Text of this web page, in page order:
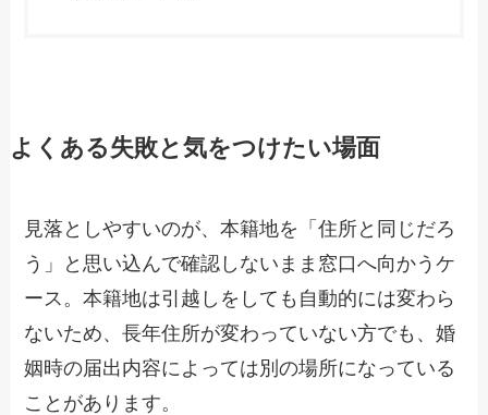
よくある失敗と気をつけたい場面
見落としやすいのが、本籍地を「住所と同じだろ
う」と思い込んで確認しないまま窓口へ向かうケ
ース。本籍地は引越しをしても自動的には変わら
ないため、長年住所が変わっていない方でも、婚
姻時の届出内容によっては別の場所になっている
ことがあります。